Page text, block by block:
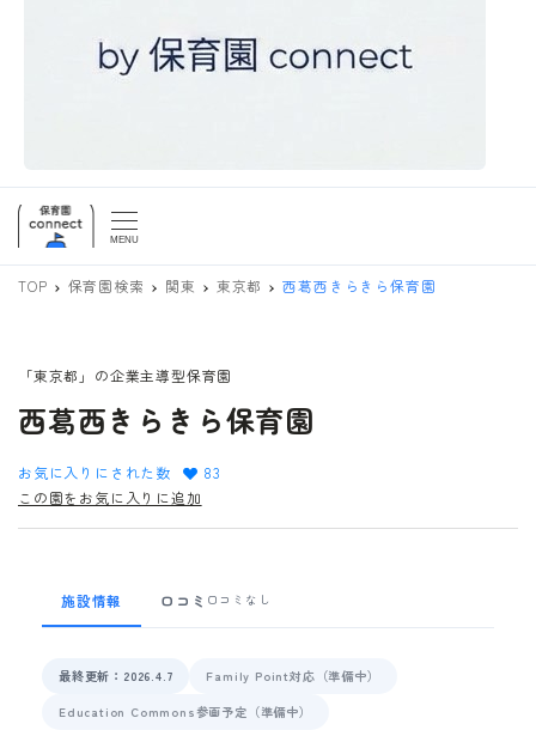
MENU
TOP 保育園検索 関東 東京都 西葛西きらきら保育園
「東京都」の企業主導型保育園
西葛西きらきら保育園
お気に入りにされた数
83
この園をお気に入りに追加
施設情報 口コミ 口コミなし
最終更新：2026.4.7
Family Point対応（準備中）
Education Commons参画予定（準備中）